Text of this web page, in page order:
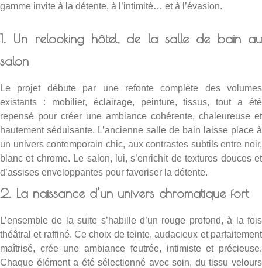
gamme invite à la détente, à l’intimité… et à l’évasion.
1. Un relooking hôtel, de la salle de bain au
salon
Le projet débute par une refonte complète des volumes
existants : mobilier, éclairage, peinture, tissus, tout a été
repensé pour créer une ambiance cohérente, chaleureuse et
hautement séduisante. L’ancienne salle de bain laisse place à
un univers contemporain chic, aux contrastes subtils entre noir,
blanc et chrome. Le salon, lui, s’enrichit de textures douces et
d’assises enveloppantes pour favoriser la détente.
2. La naissance d’un univers chromatique fort
L’ensemble de la suite s’habille d’un rouge profond, à la fois
théâtral et raffiné. Ce choix de teinte, audacieux et parfaitement
maîtrisé, crée une ambiance feutrée, intimiste et précieuse.
Chaque élément a été sélectionné avec soin, du tissu velours